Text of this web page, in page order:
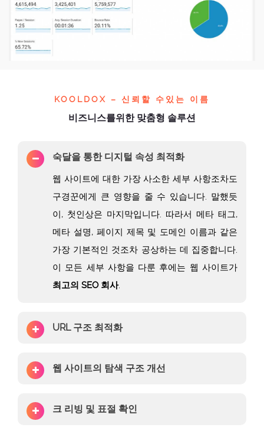
KOOLDOX – 신뢰할 수있는 이름
비즈니스를위한 맞춤형 솔루션
숙달을 통한 디지털 속성 최적화
웹 사이트에 대한 가장 사소한 세부 사항조차도
구경꾼에게 큰 영향을 줄 수 있습니다. 말했듯
이, 첫인상은 마지막입니다. 따라서 메타 태그,
메타 설명, 페이지 제목 및 도메인 이름과 같은
가장 기본적인 것조차 공상하는 데 집중합니다.
이 모든 세부 사항을 다룬 후에는 웹 사이트가
최고의 SEO 회사.
URL 구조 최적화
웹 사이트의 탐색 구조 개선
크 리빙 및 표절 확인